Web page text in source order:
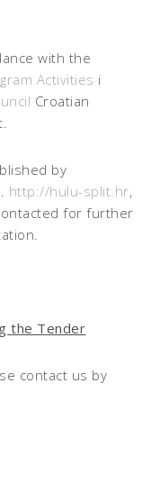
with the
Activities i
Croatian
by
http://hulu-split.hr,
for further
the Tender
contact us by